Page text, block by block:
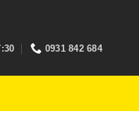
0931 842 684